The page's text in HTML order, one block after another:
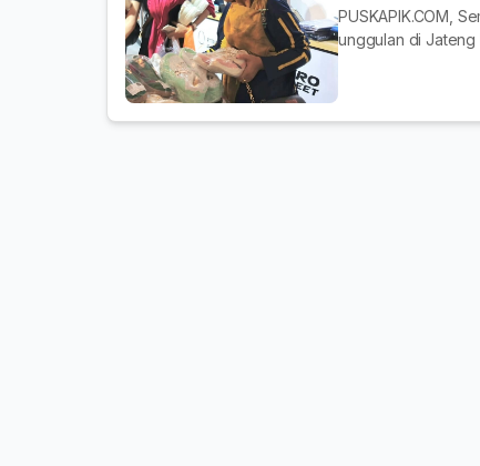
PUSKAPIK.COM,
unggulan di Jateng